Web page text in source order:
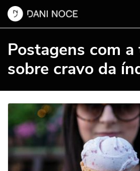
Postagens com
sobre cravo da